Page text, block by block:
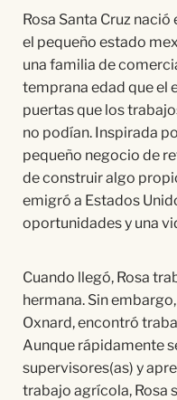
Rosa Santa Cruz
el pequeño estado
una familia de
temprana edad que el
puertas que los
no podían. Inspirada
pequeño negocio de
de construir algo
emigró a Estados
oportunidades y una
Cuando llegó, Rosa
hermana. Sin
Oxnard, encontró
Aunque rápidamente
supervisores(as) y
trabajo agrícola, Rosa